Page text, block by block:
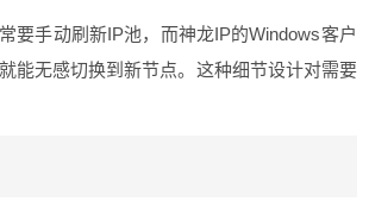
要手动刷新IP池，而神龙IP的Windows客户
能无感切换到新节点。这种细节设计对需要